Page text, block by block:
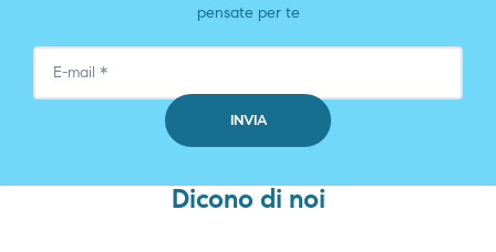
pensate per te
Dicono di noi